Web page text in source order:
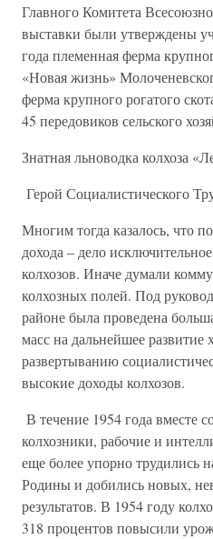
Главного Комитета
выставки были утверждены
года племенная ферма
«Новая жизнь»
ферма крупного рогатого
45 передовиков сельского
Знатная льноводка колхоза
Герой Социалистического
Многим тогда казалось, что
дохода – дело
колхозов. Иначе думали
колхозных полей. Под
районе была проведена
масс на дальнейшее развитие
развертыванию
высокие доходы колхозов.
В течение 1954 года вместе
колхозники, рабочие и
еще более упорно трудились
Родины и добились новых,
результатов. В 1954 году
318 процентов повысили